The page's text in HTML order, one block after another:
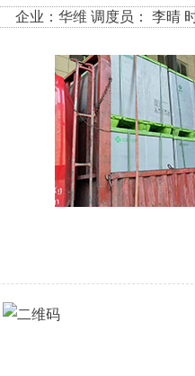
企业： 华维 调度员： 李晴